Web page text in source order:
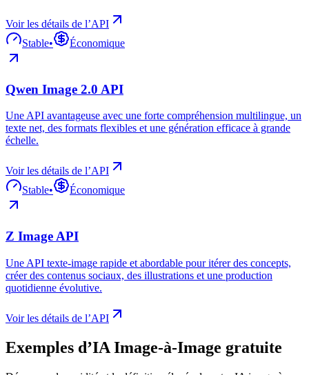
Voir les détails de l’API
Stable• Économique
Qwen Image 2.0 API
Une API avantageuse avec une forte compréhension multilingue, un
texte net, des formats flexibles et une génération efficace à grande
échelle.
Voir les détails de l’API
Stable• Économique
Z Image API
Une API texte-image rapide et abordable pour itérer des concepts,
créer des contenus sociaux, des illustrations et une production
quotidienne évolutive.
Voir les détails de l’API
Exemples d’IA Image-à-Image gratuite